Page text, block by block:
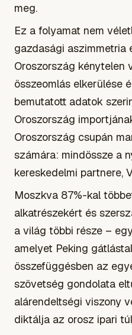
meg.
Ez a folyamat nem
gazdasági aszimmetria
Oroszország kénytelen
összeomlás elkerülése
bemutatott adatok
Oroszország
Oroszország csupán
számára: mindössze a
kereskedelmi partnere,
Moszkva 87%-kal
alkatrészekért és
a világ többi része –
amelyet Peking
összefüggésben az
szövetség gondolata
alárendeltségi viszony
diktálja az orosz ipari